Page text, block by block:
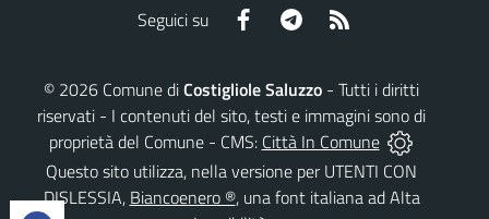
Seguici su Facebook Telegram
© 2026 Comune diCostigliole Saluzzo - Tutti i diritti
riservati - I contenuti del sito, testi e immagini sono di
proprietà del Comune - CMS: Città In Comune
Questo sito utilizza, nella versione per UTENTI CON
DISLESSIA, Biancoenero ®, una font italiana ad Alta